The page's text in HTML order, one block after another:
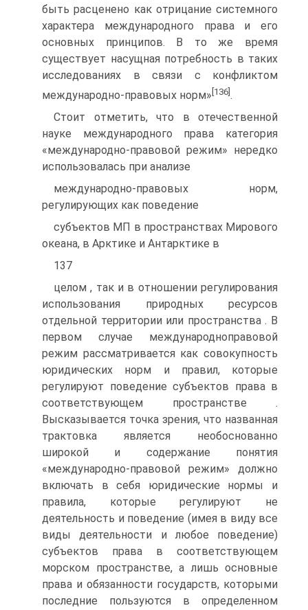
быть расценено как отрицание системного
характера международного права и его
основных принципов. В то же время
существует насущная потребность в таких
исследованиях в связи с конфликтом
международно-правовых норм» [136] .
Стоит отметить, что в отечественной
науке международного права категория
«международно-правовой режим» нередко
использовалась при анализе
международно-правовых норм,
регулирующих как поведение
субъектов МП в пространствах Мирового
океана, в Арктике и Антарктике в
137
целом , так и в отношении регулирования
использования природных ресурсов
отдельной территории или пространства . В
первом случае международноправовой
режим рассматривается как совокупность
юридических норм и правил, которые
регулируют поведение субъектов права в
соответствующем пространстве .
Высказывается точка зрения, что названная
трактовка является необоснованно
широкой и содержание понятия
«международно-правовой режим» должно
включать в себя юридические нормы и
правила, которые регулируют не
деятельность и поведение (имея в виду все
виды деятельности и любое поведение)
субъектов права в соответствующем
морском пространстве, а лишь основные
права и обязанности государств, которыми
последние пользуются в определенном